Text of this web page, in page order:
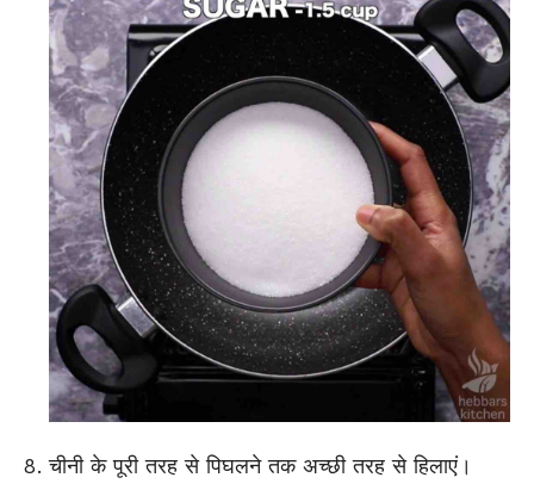
चीनी के पूरी तरह से पिघलने तक अच्छी तरह से हिलाएं।